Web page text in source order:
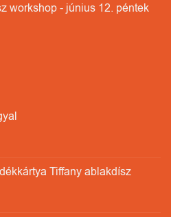
workshop - június 12. péntek
Tiffany ablakdísz